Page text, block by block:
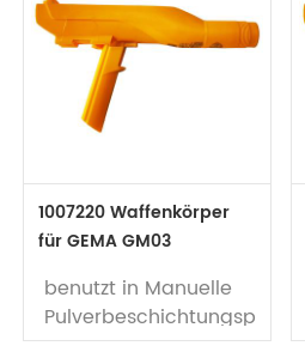
1007220 Waffenkörper
für GEMA GM03
benutzt in Manuelle
Pulverbeschichtungspistole
Optiselect GM03